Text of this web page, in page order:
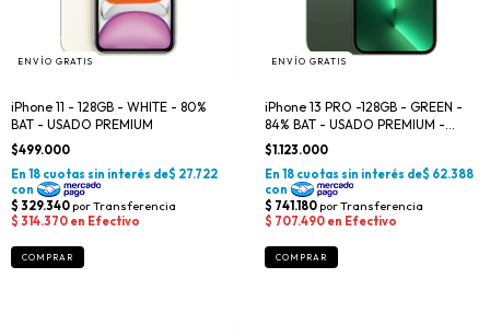
ENVÍO GRATIS
iPhone 11 - 128GB - WHITE - 80%
BAT - USADO PREMIUM
$499.000
ENVÍO GRATIS
iPhone 13 PRO -128GB - GREEN -
84% BAT - USADO PREMIUM -
OFERTA DEL DÍA
$1.123.000